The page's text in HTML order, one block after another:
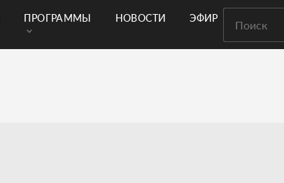
ПРОГРАММЫ НОВОСТИ ЭФИР